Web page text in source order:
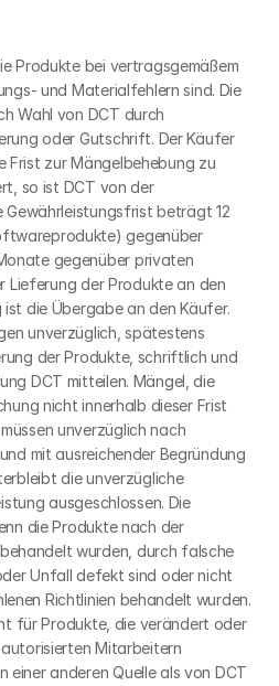
Produkte bei vertragsgemäßem
und Materialfehlern sind. Die
Wahl von DCT durch
oder Gutschrift. Der Käufer
Frist zur Mängelbehebung zu
so ist DCT von der
Gewährleistungsfrist beträgt 12
gegenüber
gegenüber privaten
Lieferung der Produkte an den
die Übergabe an den Käufer.
unverzüglich, spätestens
der Produkte, schriftlich und
DCT mitteilen. Mängel, die
nicht innerhalb dieser Frist
unverzüglich nach
mit ausreichender Begründung
die unverzügliche
ausgeschlossen. Die
die Produkte nach der
wurden, durch falsche
Unfall defekt sind oder nicht
Richtlinien behandelt wurden.
für Produkte, die verändert oder
Mitarbeitern
einer anderen Quelle als von DCT